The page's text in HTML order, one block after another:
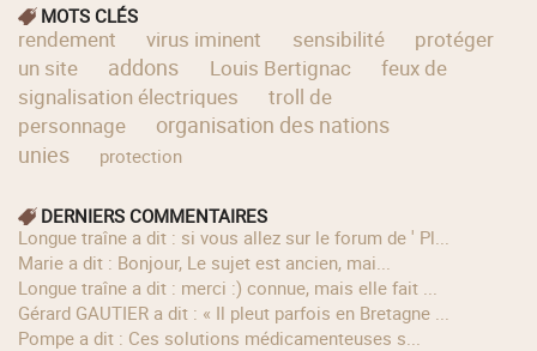
MOTS CLÉS
rendement virus iminent sensibilité
protéger
un site
addons Louis Bertignac
feux de
signalisation électriques
troll de
personnage
organisation des nations
unies
protection
DERNIERS COMMENTAIRES
longue traîne a dit : si vous allez sur le forum de ' Pl...
Marie a dit : Bonjour, Le sujet est ancien, mai...
longue traîne a dit : merci :) connue, mais elle fait ...
Gérard GAUTIER a dit : « Il pleut parfois en Bretagne ...
Pompe a dit : Ces solutions médicamenteuses s...